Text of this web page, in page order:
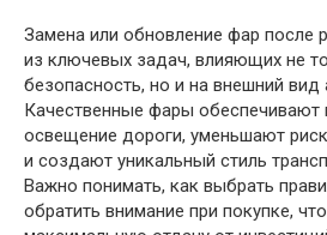
Замена или обновление фар после
из ключевых задач, влияющих не
безопасность, но и на внешний вид
Качественные фары обеспечивают
освещение дороги, уменьшают
и создают уникальный стиль
Важно понимать, как выбрать
обратить внимание при покупке,